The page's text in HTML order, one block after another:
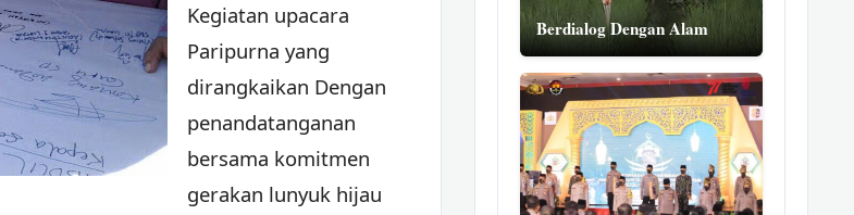
Kegiatan upacara
Paripurna yang
dirangkaikan Dengan
penandatanganan
bersama komitmen
gerakan lunyuk hijau
Berdialog Dengan Alam